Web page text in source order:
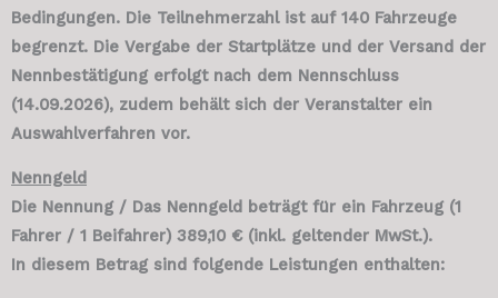
Bedingungen. Die Teilnehmerzahl ist auf 140 Fahrzeuge
begrenzt. Die Vergabe der Startplätze und der Versand der
Nennbestätigung erfolgt nach dem Nennschluss
(14.09.2026), zudem behält sich der Veranstalter ein
Auswahlverfahren vor.
Nenngeld
Die Nennung / Das Nenngeld beträgt für ein Fahrzeug (1
Fahrer / 1 Beifahrer) 389,10 € (inkl. geltender MwSt.).
In diesem Betrag sind folgende Leistungen enthalten: